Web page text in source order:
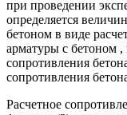
при проведении
определяется
бетоном в виде
арматуры с бетоном ,
сопротивления
сопротивления
Расчетное